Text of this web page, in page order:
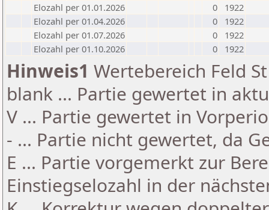
Elozahl per 01.01.2026
0
1922
Elozahl per 01.04.2026
0
1922
Elozahl per 01.07.2026
0
1922
Elozahl per 01.10.2026
0 1922
Hinweis1 Wertebereich Feld
blank ... Partie gewertet in
V ... Partie gewertet in
- ... Partie nicht gewertet, da
E ... Partie vorgemerkt zur
Einstiegselozahl in der